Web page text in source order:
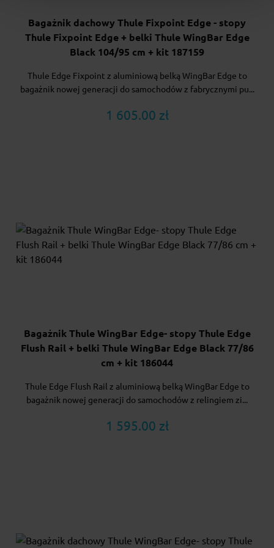
Bagażnik dachowy Thule Fixpoint Edge - stopy
Thule Fixpoint Edge + belki Thule WingBar Edge
Black 104/95 cm + kit 187159
Thule Edge Fixpoint z aluminiową belką WingBar Edge to
bagażnik nowej generacji do samochodów z fabrycznymi pu...
1 605.00 zł
Bagażnik Thule WingBar Edge- stopy Thule Edge
Flush Rail + belki Thule WingBar Edge Black 77/86
cm + kit 186044
Thule Edge Flush Rail z aluminiową belką WingBar Edge to
bagażnik nowej generacji do samochodów z relingiem zi...
1 595.00 zł